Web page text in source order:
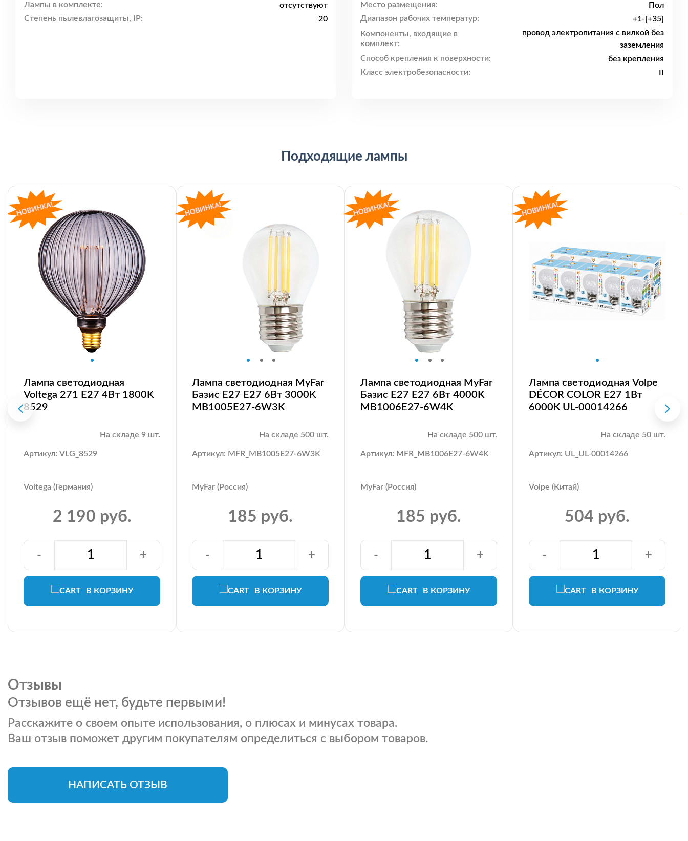
Лампы в комплекте:
отсутствуют
Степень пылевлагозащиты, IP:
20
Место размещения:
Пол
Диапазон рабочих температур:
+1-[+35]
Компоненты, входящие в
комплект:
провод электропитания с вилкой без
заземления
Способ крепления к поверхности:
без крепления
Класс электробезопасности:
II
Подходящие лампы
Лампа светодиодная
Voltega 271 E27 4Вт 1800K
8529
На складе 9 шт.
Артикул: VLG_8529
Voltega (Германия)
2 190 руб.
В КОРЗИНУ
- +
Лампа светодиодная MyFar
Базис E27 E27 6Вт 3000K
MB1005E27-6W3K
На складе 500 шт.
Артикул: MFR_MB1005E27-6W3K
MyFar (Россия)
185 руб.
В КОРЗИНУ
- +
Лампа светодиодная MyFar
Базис E27 E27 6Вт 4000K
MB1006E27-6W4K
На складе 500 шт.
Артикул: MFR_MB1006E27-6W4K
MyFar (Россия)
185 руб.
В КОРЗИНУ
- +
Лампа светодиодная Volpe
DÉCOR COLOR E27 1Вт
6000K UL-00014266
На складе 50 шт.
Артикул: UL_UL-00014266
Volpe (Китай)
504 руб.
В КОРЗИНУ
- +
Отзывы
Отзывов ещё нет, будьте первыми!
Расскажите о своем опыте использования, о плюсах и минусах товара.
Ваш отзыв поможет другим покупателям определиться с выбором товаров.
НАПИСАТЬ ОТЗЫВ